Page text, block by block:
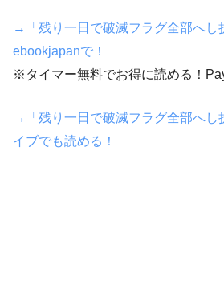
→「残り一日で破滅フラグ全部へし
ebookjapanで！
※タイマー無料でお得に読める！
→「残り一日で破滅フラグ全部へし
イブでも読める！